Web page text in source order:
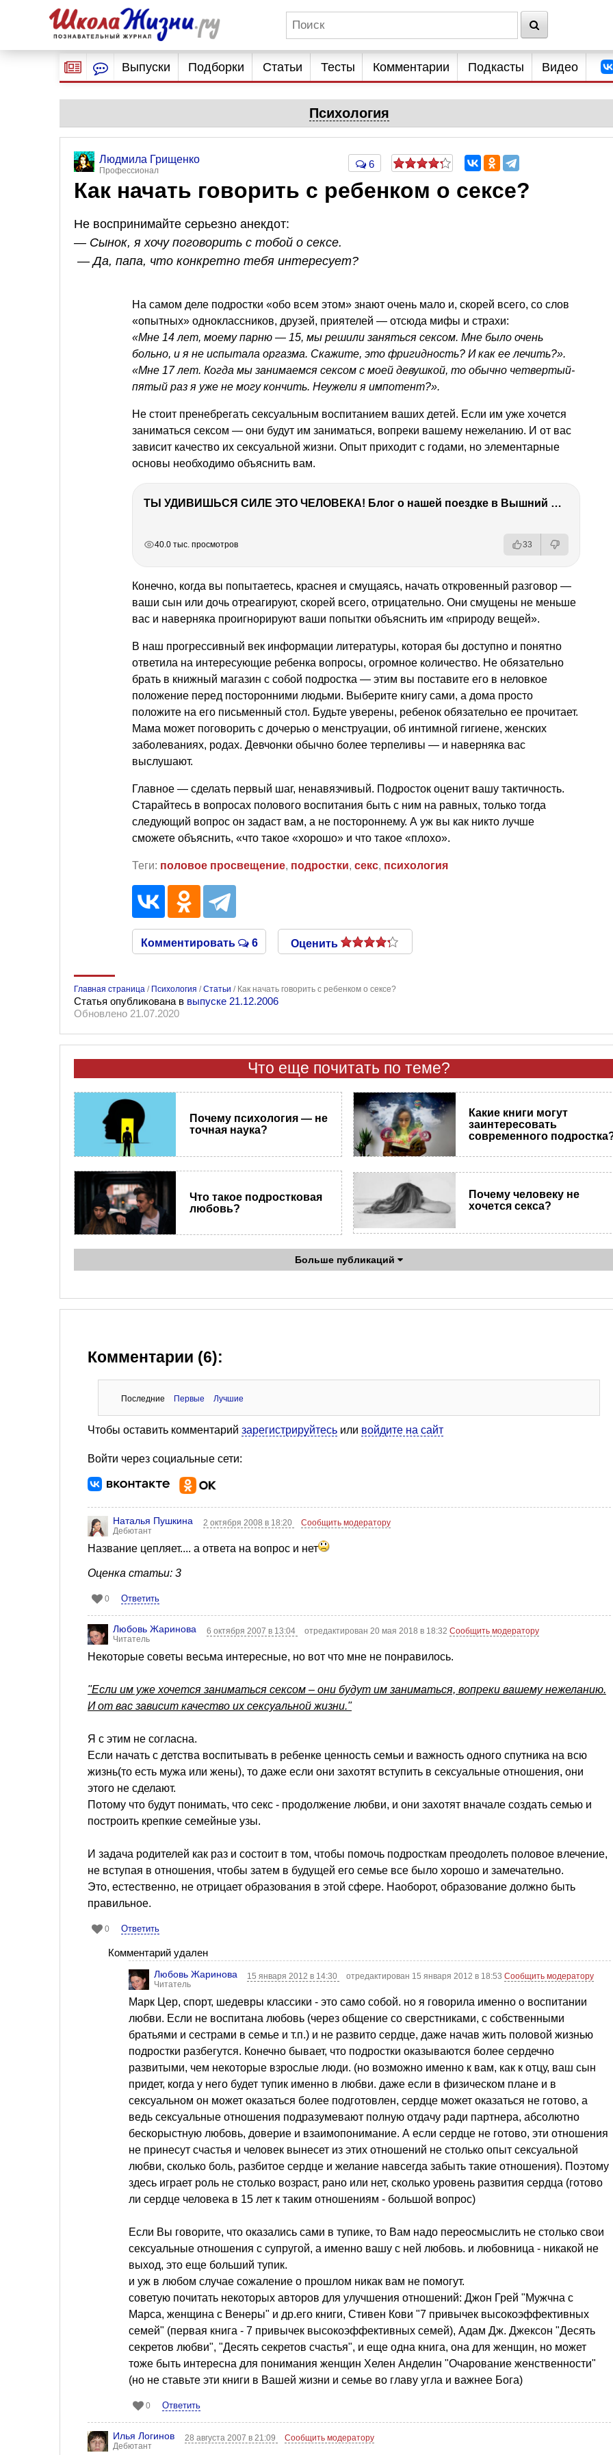
Выпуски Подборки Статьи Тесты Комментарии Подкасты Видео
Психология
Людмила Грищенко
Профессионал
6
Как начать говорить с ребенком о сексе?
Не воспринимайте серьезно анекдот:
— Сынок, я хочу поговорить с тобой о сексе.
— Да, папа, что конкретно тебя интересует?
На самом деле подростки «обо всем этом» знают очень мало и, скорей всего, со слов
«опытных» одноклассников, друзей, приятелей — отсюда мифы и страхи:
«Мне 14 лет, моему парню — 15, мы решили заняться сексом. Мне было очень
больно, и я не испытала оргазма. Скажите, это фригидность? И как ее лечить?».
«Мне 17 лет. Когда мы занимаемся сексом с моей девушкой, то обычно четвертый-
пятый раз я уже не могу кончить. Неужели я импотент?».
Не стоит пренебрегать сексуальным воспитанием ваших детей. Если им уже хочется
заниматься сексом — они будут им заниматься, вопреки вашему нежеланию. И от вас
зависит качество их сексуальной жизни. Опыт приходит с годами, но элементарные
основы необходимо объяснить вам.
ТЫ УДИВИШЬСЯ СИЛЕ ЭТО ЧЕЛОВЕКА! Блог о нашей поездке в Вышний Волочек
40.0 тыс. просмотров 33
Конечно, когда вы попытаетесь, краснея и смущаясь, начать откровенный разговор —
ваши сын или дочь отреагируют, скорей всего, отрицательно. Они смущены не меньше
вас и наверняка проигнорируют ваши попытки объяснить им «природу вещей».
В наш прогрессивный век информации литературы, которая бы доступно и понятно
ответила на интересующие ребенка вопросы, огромное количество. Не обязательно
брать в книжный магазин с собой подростка — этим вы поставите его в неловкое
положение перед посторонними людьми. Выберите книгу сами, а дома просто
положите на его письменный стол. Будьте уверены, ребенок обязательно ее прочитает.
Мама может поговорить с дочерью о менструации, об интимной гигиене, женских
заболеваниях, родах. Девчонки обычно более терпеливы — и наверняка вас
выслушают.
Главное — сделать первый шаг, ненавязчивый. Подросток оценит вашу тактичность.
Старайтесь в вопросах полового воспитания быть с ним на равных, только тогда
следующий вопрос он задаст вам, а не постороннему. А уж вы как никто лучше
сможете объяснить, «что такое «хорошо» и что такое «плохо».
Теги: половое просвещение, подростки, секс, психология
Комментировать 6 Оценить
Главная страница / Психология /Статьи / Как начать говорить с ребенком о сексе?
Статья опубликована в выпуске 21.12.2006
Обновлено 21.07.2020
Что еще почитать по теме?
Почему психология — не
точная наука?
Какие книги могут
заинтересовать
современного
Что такое подростковая
любовь?
Почему человеку не
хочется секса?
Больше публикаций
Комментарии (6):
Последние Первые Лучшие
Чтобы оставить комментарий зарегистрируйтесь или войдите на сайт
Войти через социальные сети:
Наталья Пушкина
Дебютант
2 октября 2008 в 18:20 Сообщить модератору
Название цепляет.... а ответа на вопрос и нет
Оценка статьи: 3
0 Ответить
Любовь Жаринова
Читатель
6 октября 2007 в 13:04 отредактирован 20 мая 2018 в 18:32Сообщить модератору
Некоторые советы весьма интересные, но вот что мне не понравилось.
"Если им уже хочется заниматься сексом – они будут им заниматься, вопреки вашему нежеланию.
И от вас зависит качество их сексуальной жизни."
Я с этим не согласна.
Если начать с детства воспитывать в ребенке ценность семьи и важность одного спутника на всю
жизнь(то есть мужа или жены), то даже если они захотят вступить в сексуальные отношения, они
этого не сделают.
Потому что будут понимать, что секс - продолжение любви, и они захотят вначале создать семью и
построить крепкие семейные узы.
И задача родителей как раз и состоит в том, чтобы помочь подросткам преодолеть половое влечение,
не вступая в отношения, чтобы затем в будущей его семье все было хорошо и замечательно.
Это, естественно, не отрицает образования в этой сфере. Наоборот, образование должно быть
правильное.
0 Ответить
Комментарий удален
Любовь Жаринова
Читатель
15 января 2012 в 14:30 отредактирован 15 января 2012 в 18:53Сообщить модератору
Марк Цер, спорт, шедевры классики - это само собой. но я говорила именно о воспитании
любви. Если не воспитана любовь (через общение со сверстниками, с собственными
братьями и сестрами в семье и т.п.) и не развито сердце, даже начав жить половой жизнью
подростки разбегутся. Конечно бывает, что подростки оказываются более сердечно
развитыми, чем некоторые взрослые люди. (но возможно именно к вам, как к отцу, ваш сын
придет, когда у него будет тупик именно в любви. даже если в физическом плане и в
сексуальном он может оказаться более подготовлен, сердце может оказаться не готово, а
ведь сексуальные отношения подразумевают полную отдачу ради партнера, абсолютно
бескорыстную любовь, доверие и взаимопонимание. А если сердце не готово, эти отношения
не принесут счастья и человек вынесет из этих отношений не столько опыт сексуальной
любви, сколько боль, разбитое сердце и желание навсегда забыть такие отношения). Поэтому
здесь играет роль не столько возраст, рано или нет, сколько уровень развития сердца (готово
ли сердце человека в 15 лет к таким отношениям - большой вопрос)
Если Вы говорите, что оказались сами в тупике, то Вам надо переосмыслить не столько свои
сексуальные отношения с супругой, а именно вашу с ней любовь. и любовница - никакой не
выход, это еще больший тупик.
и уж в любом случае сожаление о прошлом никак вам не помогут.
советую почитать некоторых авторов для улучшения отношений: Джон Грей "Мужчна с
Марса, женщина с Венеры" и др.его книги, Стивен Кови "7 привычек высокоэффективных
семей" (первая книга - 7 привычек высокоэффективных семей), Адам Дж. Джексон "Десять
секретов любви", "Десять секретов счастья", и еще одна книга, она для женщин, но может
тоже быть интересна для понимания женщин Хелен Анделин "Очарование женственности"
(но не ставьте эти книги в Вашей жизни и семье во главу угла и важнее Бога)
0 Ответить
Илья Логинов
Дебютант
28 августа 2007 в 21:09 Сообщить модератору